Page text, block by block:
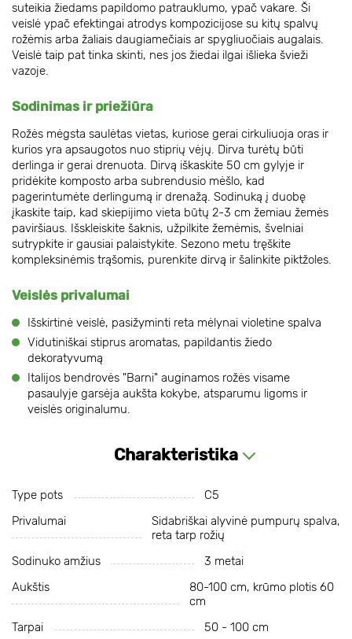
suteikia žiedams papildomo patrauklumo, ypač vakare. Ši
veislė ypač efektingai atrodys kompozicijose su kitų spalvų
rožėmis arba žaliais daugiamečiais ar spygliuočiais augalais.
Veislė taip pat tinka skinti, nes jos žiedai ilgai išlieka švieži
vazoje.
Sodinimas ir priežiūra
Rožės mėgsta saulėtas vietas, kuriose gerai cirkuliuoja oras ir
kurios yra apsaugotos nuo stiprių vėjų. Dirva turėtų būti
derlinga ir gerai drenuota. Dirvą iškaskite 50 cm gylyje ir
pridėkite komposto arba subrendusio mėšlo, kad
pagerintumėte derlingumą ir drenažą. Sodinuką į duobę
įkaskite taip, kad skiepijimo vieta būtų 2-3 cm žemiau žemės
paviršiaus. Išskleiskite šaknis, užpilkite žemėmis, švelniai
sutrypkite ir gausiai palaistykite. Sezono metu tręškite
kompleksinėmis trąšomis, purenkite dirvą ir šalinkite piktžoles.
Veislės privalumai
Išskirtinė veislė, pasižyminti reta mėlynai violetine spalva
Vidutiniškai stiprus aromatas, papildantis žiedo
dekoratyvumą
Italijos bendrovės "Barni" auginamos rožės visame
pasaulyje garsėja aukšta kokybe, atsparumu ligoms ir
veislės originalumu.
Charakteristika
Type pots
C5
Privalumai
Sidabriškai alyvinė pumpurų spalva,
reta tarp rožių
Sodinuko amžius
3 metai
Aukštis
80-100 cm, krūmo plotis 60
cm
Tarpai
50 - 100 cm